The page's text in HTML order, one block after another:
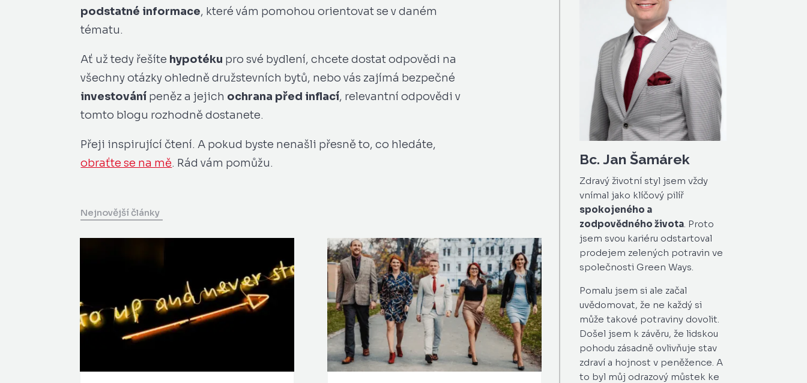
podstatné informace, které vám pomohou orientovat se v daném
tématu.
Ať už tedy řešíte hypotéku pro své bydlení, chcete dostat odpovědi na
všechny otázky ohledně družstevních bytů, nebo vás zajímá bezpečné
investování peněz a jejich ochrana před inflací, relevantní odpovědi v
tomto blogu rozhodně dostanete.
Přeji inspirující čtení. A pokud byste nenašli přesně to, co hledáte,
obraťte se na mě. Rád vám pomůžu.
Nejnovější články
Bc. Jan Šamárek
Zdravý životní styl jsem vždy
vnímal jako klíčový pilíř
spokojeného a
zodpovědného života. Proto
jsem svou kariéru odstartoval
prodejem zelených potravin ve
společnosti Green Ways.
Pomalu jsem si ale začal
uvědomovat, že ne každý si
může takové potraviny dovolit.
Došel jsem k závěru, že lidskou
pohodu zásadně ovlivňuje stav
zdraví a hojnost v peněžence. A
to byl můj odrazový můstek ke